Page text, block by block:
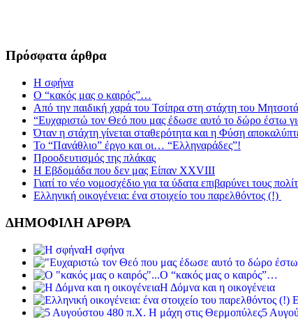
Πρόσφατα άρθρα
Η σφήνα
Ο “κακός μας ο καιρός”…
Από την παιδική χαρά του Τσίπρα στη στάχτη του
“Ευχαριστώ τον Θεό που μας έδωσε αυτό το δώρο έστω
Όταν η στάχτη γίνεται σταθερότητα και η Φύση
Το “Πανάθλιο” έργο και οι… “Ελληναράδες”!
Προοδευτισμός της πλάκας
Η Εβδομάδα που δεν μας Είπαν XXVIII
Γιατί το νέο νομοσχέδιο για τα ύδατα επιβαρύνει τους
Ελληνική οικογένεια: ένα στοιχείο του παρελθόντος (!)
ΔΗΜΟΦΙΛΗ ΑΡΘΡΑ
Η σφήνα
Ο “κακός μας ο καιρός”…
Η Δόμνα και η οικογένεια
5